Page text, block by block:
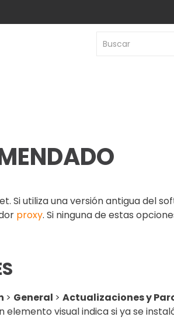
Si utiliza una versión antigua del
proxy. Si ninguna de estas
> General > Actualizaciones y
elemento visual indica si ya se